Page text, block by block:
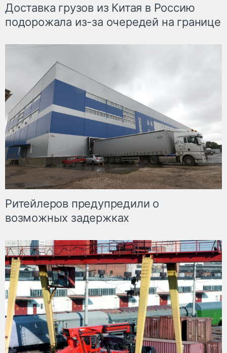
Доставка грузов из Китая в Россию
подорожала из-за очередей на границе
Ритейлеров предупредили о
возможных задержках